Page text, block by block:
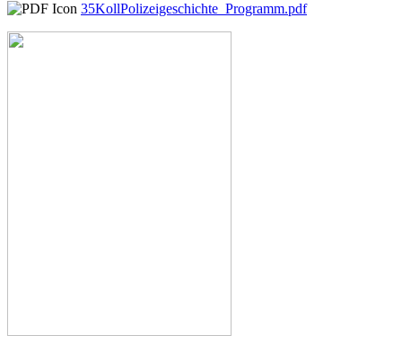
35KollPolizeigeschichte_Programm.pdf